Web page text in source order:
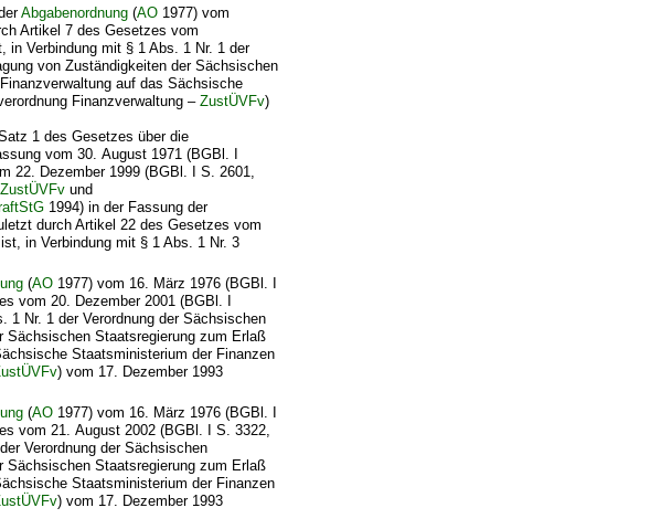
Abgabenordnung (AO 1977) vom
Artikel 7 des Gesetzes vom
in Verbindung mit § 1 Abs. 1 Nr. 1 der
von Zuständigkeiten der Sächsischen
auf das Sächsische
Finanzverwaltung –ZustÜVFv)
1 des Gesetzes über die
vom 30. August 1971 (BGBl. I
22. Dezember 1999 (BGBl. I S. 2601,
ZustÜVFv und
1994) in der Fassung der
durch Artikel 22 des Gesetzes vom
in Verbindung mit § 1 Abs. 1 Nr. 3
(AO 1977) vom 16. März 1976 (BGBl. I
vom 20. Dezember 2001 (BGBl. I
1 Nr. 1 der Verordnung der Sächsischen
Sächsischen Staatsregierung zum Erlaß
Staatsministerium der Finanzen
) vom 17. Dezember 1993
(AO 1977) vom 16. März 1976 (BGBl. I
vom 21. August 2002 (BGBl. I S. 3322,
Verordnung der Sächsischen
Sächsischen Staatsregierung zum Erlaß
Staatsministerium der Finanzen
) vom 17. Dezember 1993